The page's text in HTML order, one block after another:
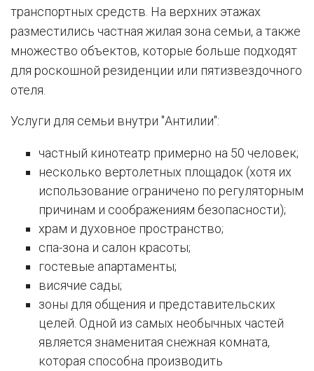
транспортных средств. На верхних этажах
разместились частная жилая зона семьи, а также
множество объектов, которые больше подходят
для роскошной резиденции или пятизвездочного
отеля.
Услуги для семьи внутри "Антилии":
частный кинотеатр примерно на 50 человек;
несколько вертолетных площадок (хотя их
использование ограничено по регуляторным
причинам и соображениям безопасности);
храм и духовное пространство;
спа-зона и салон красоты;
гостевые апартаменты;
висячие сады;
зоны для общения и представительских
целей. Одной из самых необычных частей
является знаменитая снежная комната,
которая способна производить